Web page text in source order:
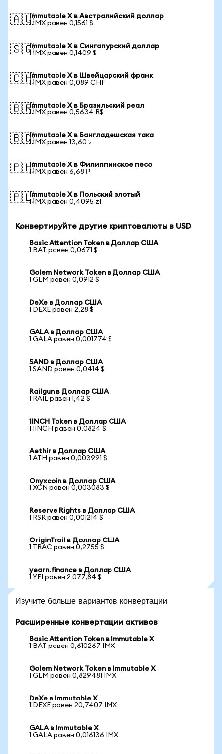
🇦🇺Immutable X в Австралийский доллар
1 IMX равен 0,1561 $
🇸🇬Immutable X в Сингапурский доллар
1 IMX равен 0,1409 $
🇨🇭Immutable X в Швейцарский франк
1 IMX равен 0,089 CHF
🇧🇷Immutable X в Бразильский реал
1 IMX равен 0,5634 R$
🇧🇩Immutable X в Бангладешская така
1 IMX равен 13,60 ৳
🇵🇭Immutable X в Филиппинское песо
1 IMX равен 6,68 ₱
🇵🇱Immutable X в Польский злотый
1 IMX равен 0,4095 zł
Конвертируйте другие криптовалюты в USD
Basic Attention Token в Доллар США
1 BAT равен 0,0671 $
Golem Network Token в Доллар США
1 GLM равен 0,0912 $
DeXe в Доллар США
1 DEXE равен 2,28 $
GALA в Доллар США
1 GALA равен 0,001774 $
SAND в Доллар США
1 SAND равен 0,0414 $
Railgun в Доллар США
1 RAIL равен 1,42 $
1INCH Token в Доллар США
1 1INCH равен 0,0824 $
Aethir в Доллар США
1 ATH равен 0,003991 $
Onyxcoin в Доллар США
1 XCN равен 0,003083 $
Reserve Rights в Доллар США
1 RSR равен 0,001214 $
OriginTrail в Доллар США
1 TRAC равен 0,2755 $
yearn.finance в Доллар США
1 YFI равен 2 077,84 $
Изучите больше вариантов конвертации
Расширенные конвертации активов
Basic Attention Token в Immutable X
1 BAT равен 0,610267 IMX
Golem Network Token в Immutable X
1 GLM равен 0,829481 IMX
DeXe в Immutable X
1 DEXE равен 20,7407 IMX
GALA в Immutable X
1 GALA равен 0,016136 IMX